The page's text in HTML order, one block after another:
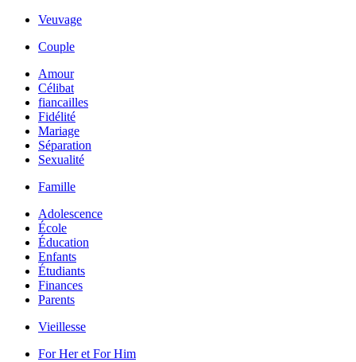
Veuvage
Couple
Amour
Célibat
fiancailles
Fidélité
Mariage
Séparation
Sexualité
Famille
Adolescence
École
Éducation
Enfants
Étudiants
Finances
Parents
Vieillesse
For Her et For Him